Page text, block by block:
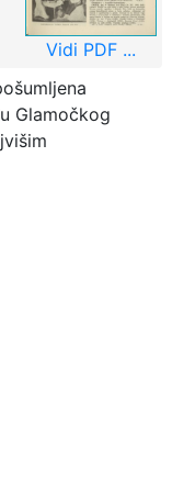
Vidi PDF ...
Glamočkog